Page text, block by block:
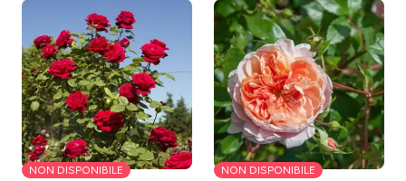
NON DISPONIBILE NON DISPONIBILE